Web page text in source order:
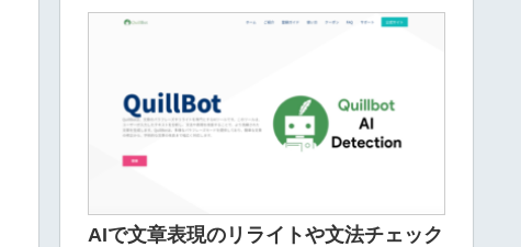
AIで文章表現のリライトや文法チェック